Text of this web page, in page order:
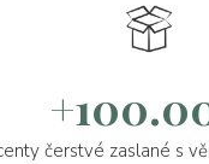
čerstvé zaslané s